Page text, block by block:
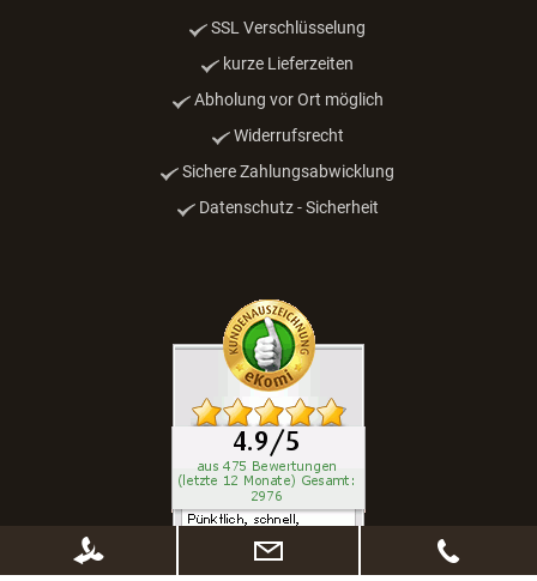
SSL Verschlüsselung
kurze Lieferzeiten
Abholung vor Ort möglich
Widerrufsrecht
Sichere Zahlungsabwicklung
Datenschutz - Sicherheit